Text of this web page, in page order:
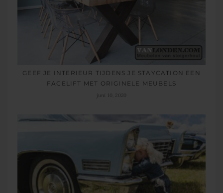
GEEF JE INTERIEUR TIJDENS JE STAYCATION EEN
FACELIFT MET ORIGINELE MEUBELS
juni 10, 2020